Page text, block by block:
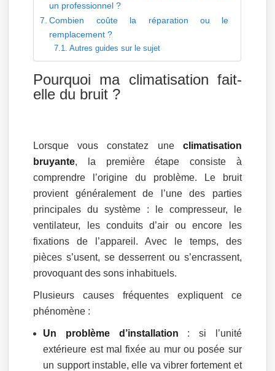
un professionnel ?
Combien coûte la réparation ou le
remplacement ?
Autres guides sur le sujet
Pourquoi ma climatisation fait-
elle du bruit ?
Lorsque vous constatez une climatisation
bruyante, la première étape consiste à
comprendre l’origine du problème. Le bruit
provient généralement de l’une des parties
principales du système : le compresseur, le
ventilateur, les conduits d’air ou encore les
fixations de l’appareil. Avec le temps, des
pièces s’usent, se desserrent ou s’encrassent,
provoquant des sons inhabituels.
Plusieurs causes fréquentes expliquent ce
phénomène :
Un problème d’installation : si l’unité
extérieure est mal fixée au mur ou posée sur
un support instable, elle va vibrer fortement et